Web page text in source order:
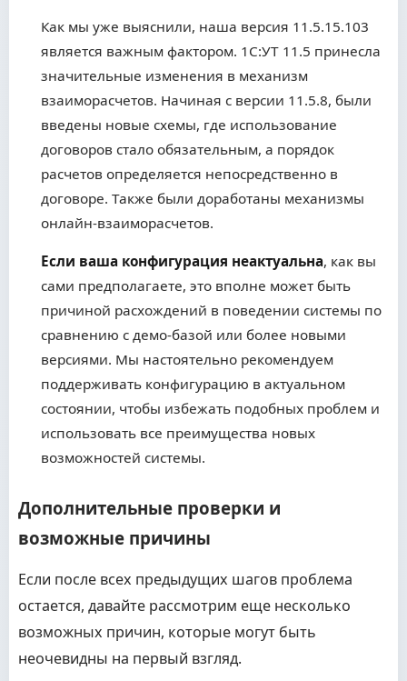
Как мы уже выяснили, наша версия 11.5.15.103
является важным фактором. 1С:УТ 11.5 принесла
значительные изменения в механизм
взаиморасчетов. Начиная с версии 11.5.8, были
введены новые схемы, где использование
договоров стало обязательным, а порядок
расчетов определяется непосредственно в
договоре. Также были доработаны механизмы
онлайн-взаиморасчетов.
Если ваша конфигурация неактуальна, как вы
сами предполагаете, это вполне может быть
причиной расхождений в поведении системы по
сравнению с демо-базой или более новыми
версиями. Мы настоятельно рекомендуем
поддерживать конфигурацию в актуальном
состоянии, чтобы избежать подобных проблем и
использовать все преимущества новых
возможностей системы.
Дополнительные проверки и
возможные причины
Если после всех предыдущих шагов проблема
остается, давайте рассмотрим еще несколько
возможных причин, которые могут быть
неочевидны на первый взгляд.